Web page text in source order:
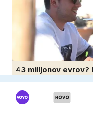
43 milijonov evrov?
zvezdnikov